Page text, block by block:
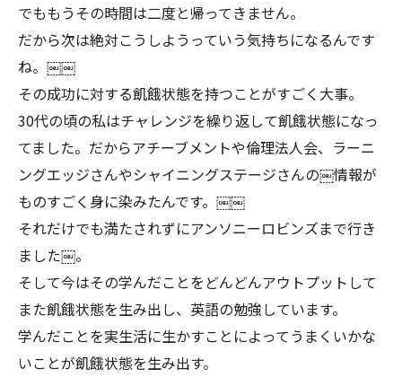
でももうその時間は二度と帰ってきません。
だから次は絶対こうしようっていう気持ちになるんです
ね。￼￼
その成功に対する飢餓状態を持つことがすごく大事。
30代の頃の私はチャレンジを繰り返して飢餓状態になっ
てました。だからアチーブメントや倫理法人会、ラーニ
ングエッジさんやシャイニングステージさんの￼情報が
ものすごく身に染みたんです。￼￼
それだけでも満たされずにアンソニーロビンズまで行き
ました￼。
そして今はその学んだことをどんどんアウトプットして
また飢餓状態を生み出し、英語の勉強しています。
学んだことを実生活に生かすことによってうまくいかな
いことが飢餓状態を生み出す。